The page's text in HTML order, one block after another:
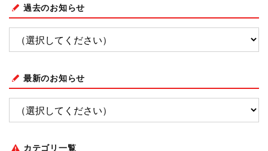
過去のお知らせ
最新のお知らせ
カテゴリ一覧